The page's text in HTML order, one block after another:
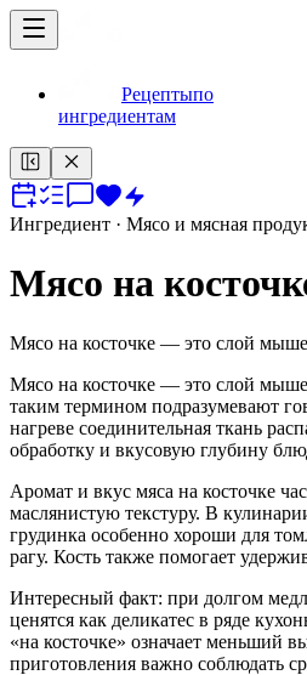
Рецептыпо
ингредиентам
Ингредиент · Мясо и мясная
Мясо на
Мясо на косточке — это слой
Мясо на косточке — это слой
таким термином подразумевают
нагреве соединительная ткань
обработку и вкусовую глубину
Аромат и вкус мяса на косточке
маслянистую текстуру. В
грудинка особенно хороши для
рагу. Кость также помогает
Интересный факт: при долгом
ценятся как деликатес в ряде
«на косточке» означает меньший
приготовления важно соблюдать